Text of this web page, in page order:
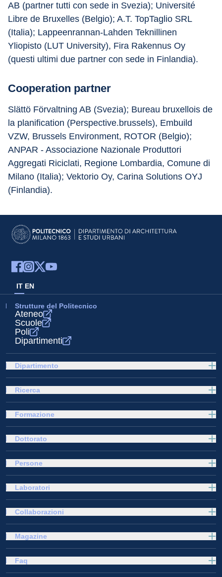
AB (partner tutti con sede in Svezia); Université
Libre de Bruxelles (Belgio); A.T. TopTaglio SRL
(Italia); Lappeenrannan-Lahden Teknillinen
Yliopisto (LUT University), Fira Rakennus Oy
(questi ultimi due partner con sede in Finlandia).
Cooperation partner
Slättö Förvaltning AB (Svezia); Bureau bruxellois de
la planification (Perspective.brussels), Embuild
VZW, Brussels Environment, ROTOR (Belgio);
ANPAR - Associazione Nazionale Produttori
Aggregati Riciclati, Regione Lombardia, Comune di
Milano (Italia); Vektorio Oy, Carina Solutions OYJ
(Finlandia).
IT EN
Strutture del Politecnico
Ateneo
Scuole
Poli
Dipartimenti
Dipartimento
Ricerca
Formazione
Dottorato
Persone
Laboratori
Collaborazioni
Magazine
Faq